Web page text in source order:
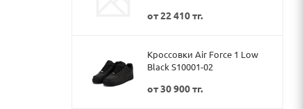
от22 410 тг.
Кроссовки Air Force 1 Low
Black S10001-02
от30 900 тг.